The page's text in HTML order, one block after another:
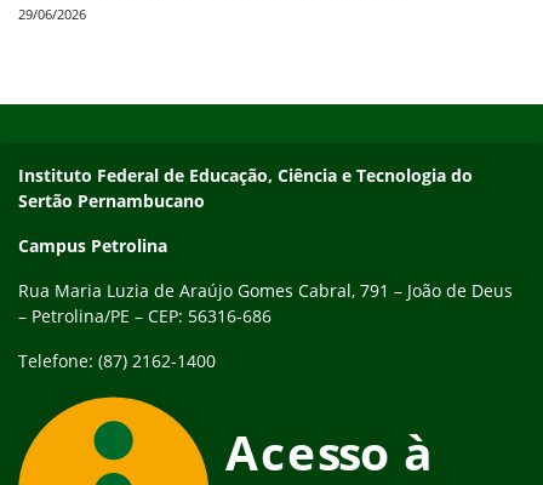
29/06/2026
Endereço
Instituto Federal de Educação, Ciência e Tecnologia do
Sertão Pernambucano
Campus Petrolina
Rua Maria Luzia de Araújo Gomes Cabral, 791 – João de Deus
– Petrolina/PE – CEP: 56316-686
Telefone: (87) 2162-1400